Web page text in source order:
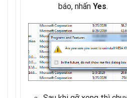
báo, nhấn Yes.